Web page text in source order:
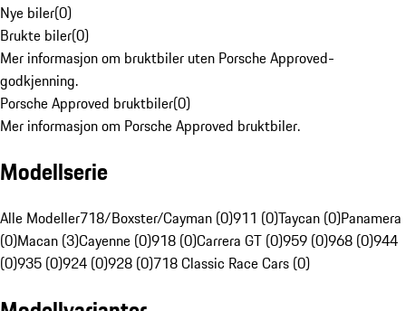
Nye biler(0)
Brukte biler(0)
Mer informasjon om bruktbiler uten Porsche Approved-
godkjenning.
Porsche Approved bruktbiler(0)
Mer informasjon om Porsche Approved bruktbiler.
Modellserie
Alle Modeller718/Boxster/Cayman (0)911 (0)Taycan (0)Panamera
(0)Macan (3)Cayenne (0)918 (0)Carrera GT (0)959 (0)968 (0)944
(0)935 (0)924 (0)928 (0)718 Classic Race Cars (0)